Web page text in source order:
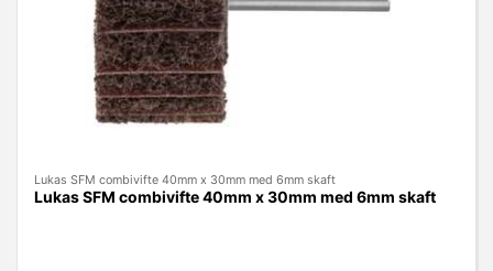
Lukas SFM combivifte 40mm x 30mm med 6mm skaft
Lukas SFM combivifte 40mm x 30mm med 6mm skaft